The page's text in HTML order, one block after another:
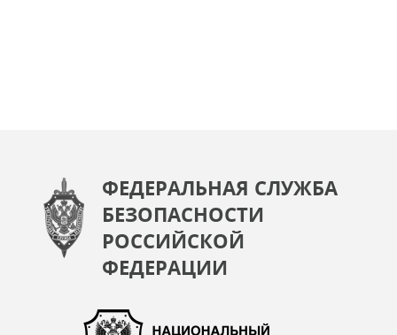
ФЕДЕРАЛЬНАЯ СЛУЖБА
БЕЗОПАСНОСТИ
РОССИЙСКОЙ
ФЕДЕРАЦИИ